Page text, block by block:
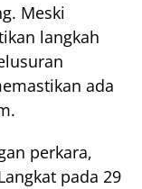
Meski
langkah
ada
perkara,
pada 29